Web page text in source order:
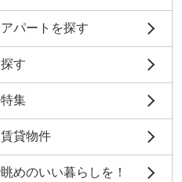
パートを探す
す
集
貸物件
めのいい暮らしを！